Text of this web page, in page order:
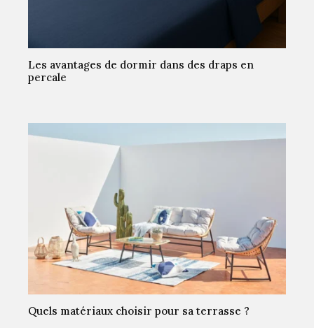
Les avantages de dormir dans des draps en
percale
Quels matériaux choisir pour sa terrasse ?